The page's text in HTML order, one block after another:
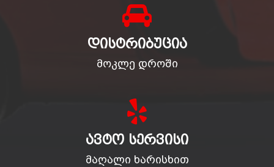
ᲓᲘᲡᲢᲠᲘᲑᲣᲪᲘᲐ
მოკლე დროში
ᲐᲕᲢᲝ ᲡᲔᲠᲕᲘᲡᲘ
მაღალი ხარისხით